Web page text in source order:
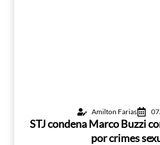
Amilton Farias
STJ condena Marco Buzzi
por crimes